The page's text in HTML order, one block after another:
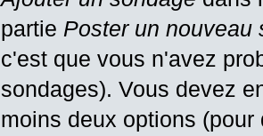
partie Poster un nouveau
c'est que vous n'avez
sondages). Vous devez
moins deux options